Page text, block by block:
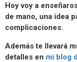
Hoy voy a
de mano, una idea
complicaciones.
Además te llevará
detalles en mi blog